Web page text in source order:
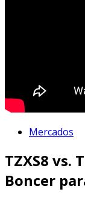
Mercados
TZXS8 vs.
Boncer